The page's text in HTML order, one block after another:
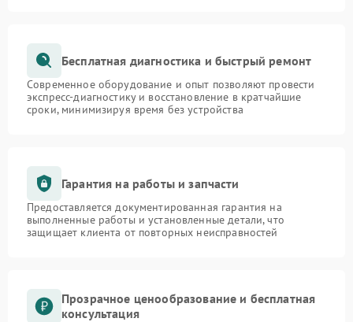
Бесплатная диагностика и быстрый ремонт
Современное оборудование и опыт позволяют провести
экспресс-диагностику и восстановление в кратчайшие
сроки, минимизируя время без устройства
Гарантия на работы и запчасти
Предоставляется документированная гарантия на
выполненные работы и установленные детали, что
защищает клиента от повторных неисправностей
Прозрачное ценообразование и бесплатная
консультация